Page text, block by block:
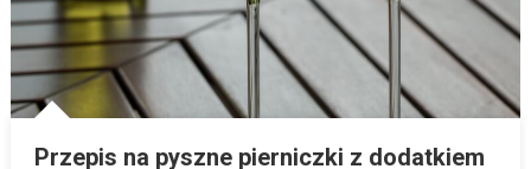
Przepis na pyszne pierniczki z dodatkiem